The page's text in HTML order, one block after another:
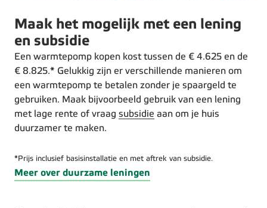
Maak het mogelijk met een lening
en subsidie
Een warmtepomp kopen kost tussen de € 4.625 en de
€ 8.825.* Gelukkig zijn er verschillende manieren om
een warmtepomp te betalen zonder je spaargeld te
gebruiken. Maak bijvoorbeeld gebruik van een lening
met lage rente of vraag subsidie aan om je huis
duurzamer te maken.
*Prijs inclusief basisinstallatie en met aftrek van subsidie.
Meer over duurzame leningen